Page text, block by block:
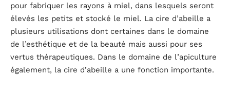
pour fabriquer les rayons à miel, dans lesquels seront
élevés les petits et stocké le miel. La cire d’abeille a
plusieurs utilisations dont certaines dans le domaine
de l’esthétique et de la beauté mais aussi pour ses
vertus thérapeutiques. Dans le domaine de l’apiculture
également, la cire d’abeille a une fonction importante.